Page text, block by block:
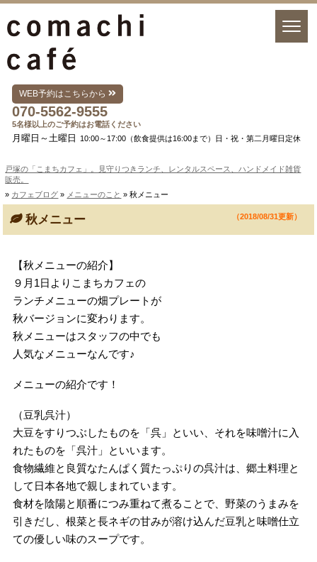
WEB予約はこちらから
070-5562-9555
5名様以上のご予約はお電話ください
月曜日～土曜日 10:00～17:00（飲食提供は16:00まで）日・祝・第二月曜日定休
戸塚の「こまちカフェ」。見守りつきランチ、レンタルスペース、ハンドメイド雑貨
販売。
» カフェブログ » メニューのこと » 秋メニュー
秋メニュー （2018/08/31更新）
【秋メニューの紹介】
９月1日よりこまちカフェの
ランチメニューの畑プレートが
秋バージョンに変わります。
秋メニューはスタッフの中でも
人気なメニューなんです♪
メニューの紹介です！
（豆乳呉汁）
大豆をすりつぶしたものを「呉」といい、それを味噌汁に入
れたものを「呉汁」といいます。
食物繊維と良質なたんぱく質たっぷりの呉汁は、郷土料理と
して日本各地で親しまれています。
食材を陰陽と順番につみ重ねて煮ることで、野菜のうまみを
引きだし、根菜と長ネギの甘みが溶け込んだ豆乳と味噌仕立
ての優しい味のスープです。